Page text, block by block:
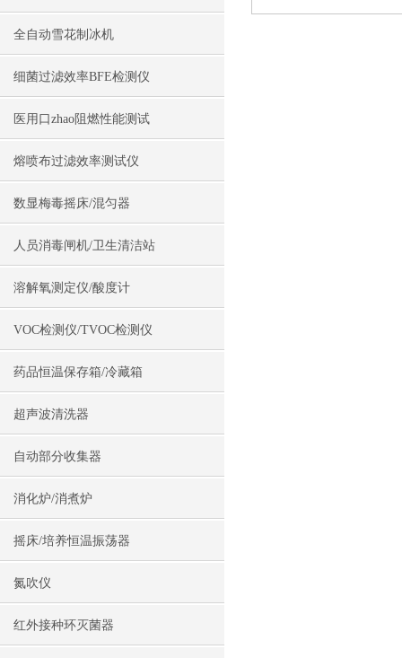
全自动雪花制冰机
细菌过滤效率BFE检测仪
医用口zhao阻燃性能测试
熔喷布过滤效率测试仪
数显梅毒摇床/混匀器
人员消毒闸机/卫生清洁站
溶解氧测定仪/酸度计
VOC检测仪/TVOC检测仪
药品恒温保存箱/冷藏箱
超声波清洗器
自动部分收集器
消化炉/消煮炉
摇床/培养恒温振荡器
氮吹仪
红外接种环灭菌器